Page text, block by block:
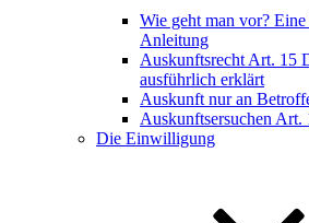
Wie geht man vor?
Anleitung
Auskunftsrecht Art. 15
ausführlich erklärt
Auskunft nur an
Auskunftsersuchen Art.
Die Einwilligung